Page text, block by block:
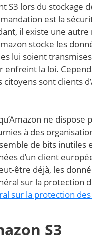
S3 lors du stockage
est la
il existe une
stocke les
lui soient
enfreint la loi.
sont clients
ne
à des
de bits
d’un client
être déjà, les
sur la protection
sur la protection des
S3